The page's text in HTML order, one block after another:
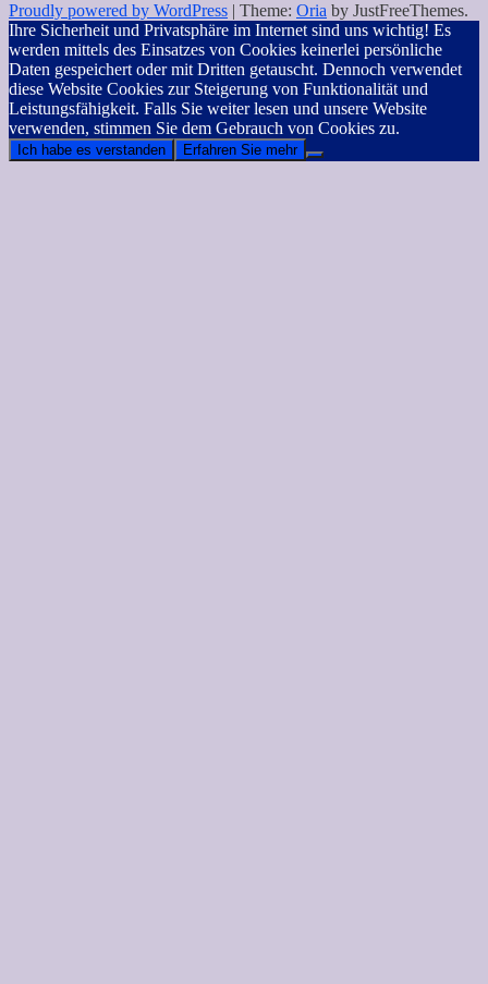
Proudly powered by WordPress | Theme: Oria by JustFreeThemes.
Ihre Sicherheit und Privatsphäre im Internet sind uns wichtig! Es
werden mittels des Einsatzes von Cookies keinerlei persönliche
Daten gespeichert oder mit Dritten getauscht. Dennoch verwendet
diese Website Cookies zur Steigerung von Funktionalität und
Leistungsfähigkeit. Falls Sie weiter lesen und unsere Website
verwenden, stimmen Sie dem Gebrauch von Cookies zu.
Ich habe es verstanden Erfahren Sie mehr